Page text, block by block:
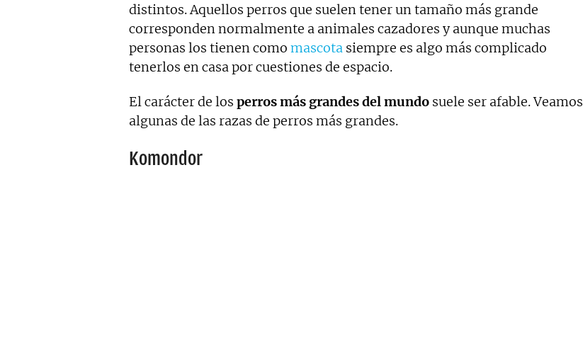
distintos. Aquellos perros que suelen tener un tamaño más grande
corresponden normalmente a animales cazadores y aunque muchas
personas los tienen como mascota siempre es algo más complicado
tenerlos en casa por cuestiones de espacio.
El carácter de los perros más grandes del mundo suele ser afable. Veamos
algunas de las razas de perros más grandes.
Komondor